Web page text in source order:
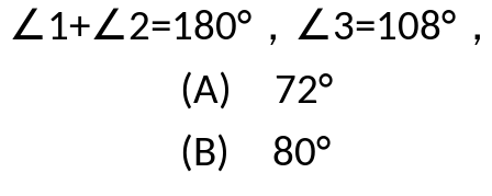
∠1+∠2=180° ， ∠3=108°
(A)
72°
(B)
80°